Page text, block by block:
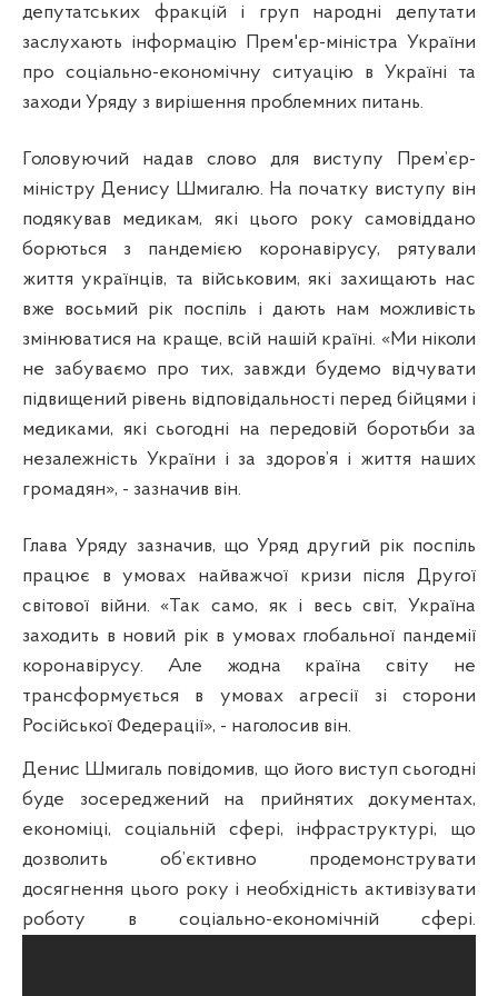
депутатських фракцій і груп народні депутати
заслухають інформацію Прем'єр-міністра України
про соціально-економічну ситуацію в Україні та
заходи Уряду з вирішення проблемних питань.
Головуючий надав слово для виступу Прем’єр-
міністру Денису Шмигалю. На початку виступу він
подякував медикам, які цього року самовіддано
борються з пандемією коронавірусу, рятували
життя українців, та військовим, які захищають нас
вже восьмий рік поспіль і дають нам можливість
змінюватися на краще, всій нашій країні. «Ми ніколи
не забуваємо про тих, завжди будемо відчувати
підвищений рівень відповідальності перед бійцями і
медиками, які сьогодні на передовій боротьби за
незалежність України і за здоров’я і життя наших
громадян», - зазначив він.
Глава Уряду зазначив, що Уряд другий рік поспіль
працює в умовах найважчої кризи після Другої
світової війни. «Так само, як і весь світ, Україна
заходить в новий рік в умовах глобальної пандемії
коронавірусу. Але жодна країна світу не
трансформується в умовах агресії зі сторони
Російської Федерації», - наголосив він.
Денис Шмигаль повідомив, що його виступ сьогодні
буде зосереджений на прийнятих документах,
економіці, соціальній сфері, інфраструктурі, що
дозволить об’єктивно продемонструвати
досягнення цього року і необхідність активізувати
роботу в соціально-економічній сфері.